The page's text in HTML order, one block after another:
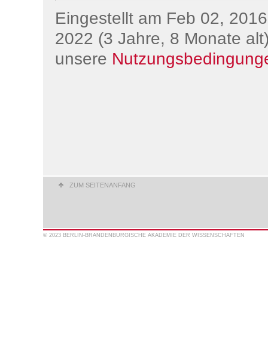
Eingestellt am Feb 02,
2022 (3 Jahre, 8 Monate
unsere
ZUM SEITENANFANG
© 2023 BERLIN-BRANDENBURGISCHE AKADEMIE DER WISSENSCHAFTEN